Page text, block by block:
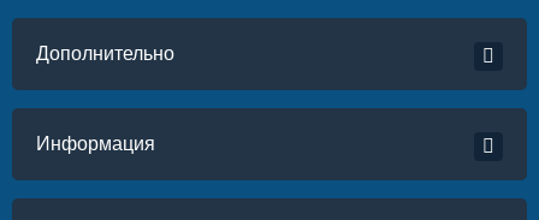
Дополнительно
Информация